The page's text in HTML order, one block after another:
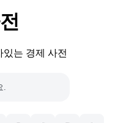
는 경제 사전